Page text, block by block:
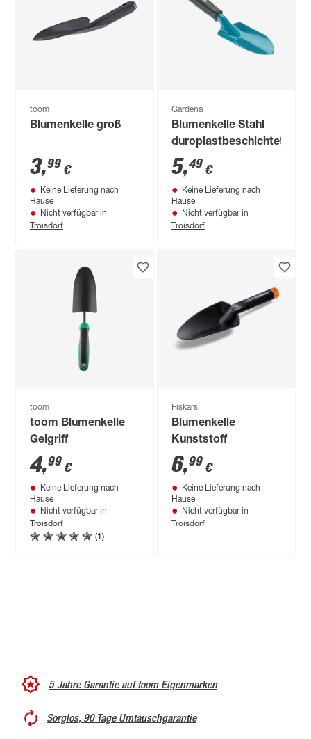
toom
Blumenkelle groß
3,99 €
Keine Lieferung nach
Hause
Nicht verfügbar in
Troisdorf
Gardena
Blumenkelle Stahl
duroplastbeschichtet
5,49 €
Keine Lieferung nach
Hause
Nicht verfügbar in
Troisdorf
toom
toom Blumenkelle
Gelgriff
4,99 €
Keine Lieferung nach
Hause
Nicht verfügbar in
Troisdorf
(1)
Fiskars
Blumenkelle
Kunststoff
6,99 €
Keine Lieferung nach
Hause
Nicht verfügbar in
Troisdorf
5 Jahre Garantie auf toom Eigenmarken
Sorglos, 90 Tage Umtauschgarantie